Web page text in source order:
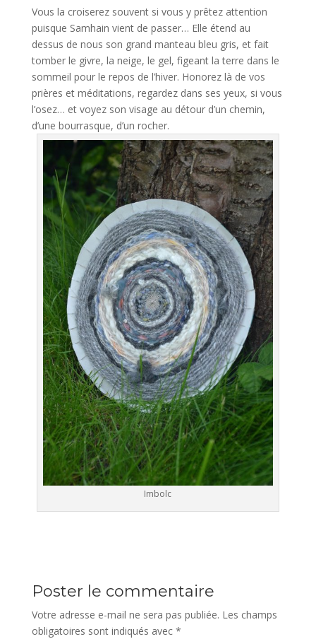
Vous la croiserez souvent si vous y prêtez attention
puisque Samhain vient de passer… Elle étend au
dessus de nous son grand manteau bleu gris, et fait
tomber le givre, la neige, le gel, figeant la terre dans le
sommeil pour le repos de l’hiver. Honorez là de vos
prières et méditations, regardez dans ses yeux, si vous
l’osez… et voyez son visage au détour d’un chemin,
d’une bourrasque, d’un rocher.
Imbolc
Poster le commentaire
Votre adresse e-mail ne sera pas publiée. Les champs
obligatoires sont indiqués avec *